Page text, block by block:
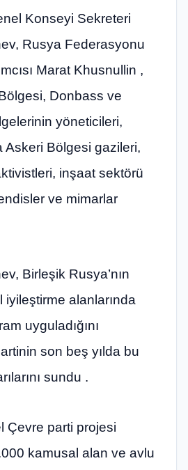
Konseyi Sekreteri
Rusya Federasyonu
Marat Khusnullin ,
Donbass ve
yöneticileri,
Askeri Bölgesi gazileri,
inşaat sektörü
ve mimarlar
Birleşik Rusya’nın
iyileştirme alanlarında
uyguladığını
son beş yılda bu
sundu .
Çevre parti projesi
kamusal alan ve avlu